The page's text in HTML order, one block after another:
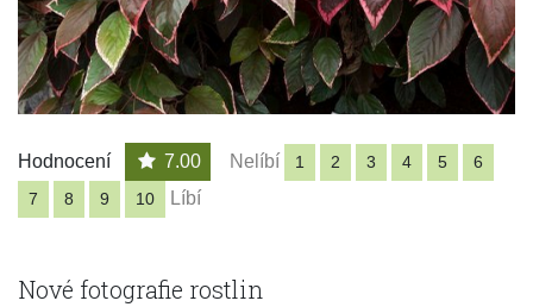
Hodnocení 7.00 Nelíbí 1 2 3 4 5
6
7
8 9 10 Líbí
Nové fotografie rostlin